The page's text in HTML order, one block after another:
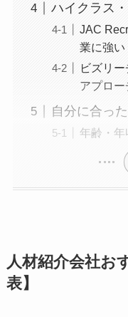
ハイクラス
JAC
業に強い
ビズリ
アプロー
自分に合っ
年齢・年
人材紹介会社お
表】